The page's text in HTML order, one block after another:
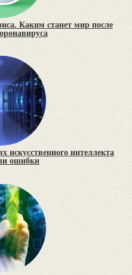
Каким станет мир после
искусственного интеллекта
ошибки